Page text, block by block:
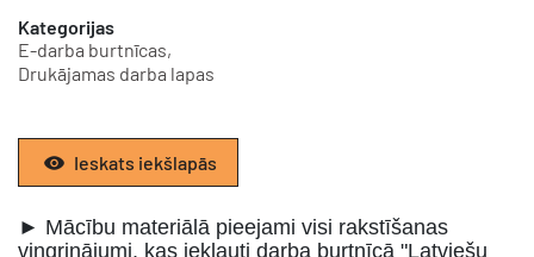
Kategorijas
E-darba burtnīcas,
Drukājamas darba lapas
Ieskats iekšlapās
► Mācību materiālā pieejami visi rakstīšanas
vingrinājumi, kas iekļauti darba burtnīcā "Latviešu